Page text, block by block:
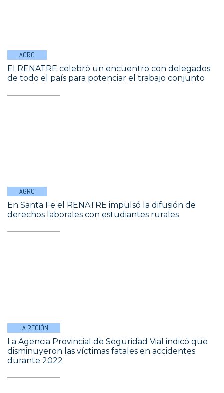
AGRO
El RENATRE celebró un encuentro con delegados
de todo el país para potenciar el trabajo conjunto
AGRO
En Santa Fe el RENATRE impulsó la difusión de
derechos laborales con estudiantes rurales
LA REGIÓN
La Agencia Provincial de Seguridad Vial indicó que
disminuyeron las víctimas fatales en accidentes
durante 2022